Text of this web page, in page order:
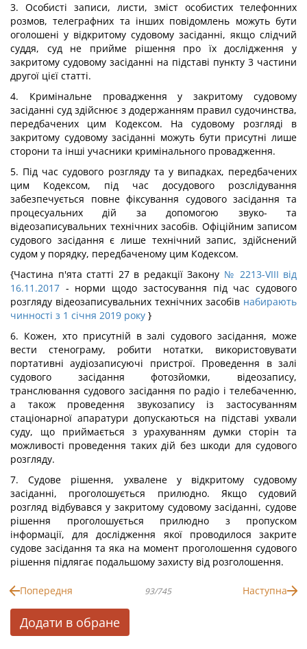
3. Особисті записи, листи, зміст особистих телефонних
розмов, телеграфних та інших повідомлень можуть бути
оголошені у відкритому судовому засіданні, якщо слідчий
суддя, суд не прийме рішення про їх дослідження у
закритому судовому засіданні на підставі пункту 3 частини
другої цієї статті.
4. Кримінальне провадження у закритому судовому
засіданні суд здійснює з додержанням правил судочинства,
передбачених цим Кодексом. На судовому розгляді в
закритому судовому засіданні можуть бути присутні лише
сторони та інші учасники кримінального провадження.
5. Під час судового розгляду та у випадках, передбачених
цим Кодексом, під час досудового розслідування
забезпечується повне фіксування судового засідання та
процесуальних дій за допомогою звуко- та
відеозаписувальних технічних засобів. Офіційним записом
судового засідання є лише технічний запис, здійснений
судом у порядку, передбаченому цим Кодексом.
{Частина п'ята статті 27 в редакції Закону № 2213-VIII від
16.11.2017 - норми щодо застосування під час судового
розгляду відеозаписувальних технічних засобів набирають
чинності з 1 січня 2019 року }
6. Кожен, хто присутній в залі судового засідання, може
вести стенограму, робити нотатки, використовувати
портативні аудіозаписуючі пристрої. Проведення в залі
судового засідання фотозйомки, відеозапису,
транслювання судового засідання по радіо і телебаченню,
а також проведення звукозапису із застосуванням
стаціонарної апаратури допускаються на підставі ухвали
суду, що приймається з урахуванням думки сторін та
можливості проведення таких дій без шкоди для судового
розгляду.
7. Судове рішення, ухвалене у відкритому судовому
засіданні, проголошується прилюдно. Якщо судовий
розгляд відбувався у закритому судовому засіданні, судове
рішення проголошується прилюдно з пропуском
інформації, для дослідження якої проводилося закрите
судове засідання та яка на момент проголошення судового
рішення підлягає подальшому захисту від розголошення.
Попередня 93/745 Наступна
Додати в обране